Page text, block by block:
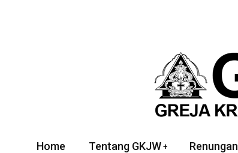
Home Tentang GKJW Renungan